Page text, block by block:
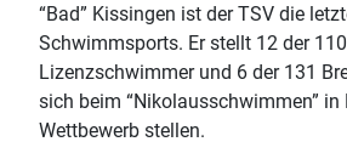
“Bad” Kissingen ist der TSV die
Schwimmsports. Er stellt 12 der 110
Lizenzschwimmer und 6 der 131
sich beim “Nikolausschwimmen” in
Wettbewerb stellen.